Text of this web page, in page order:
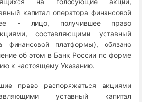
на голосующие акции,
капитал оператора финансовой
- лицо, получившее право
составляющими уставный
финансовой платформы), обязано
об этом в Банк России по форме
к настоящему Указанию.
право распоряжаться акциями
уставный капитал